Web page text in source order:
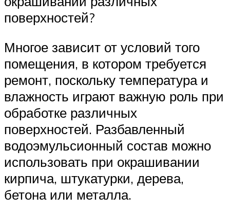
поверхностей?
Многое зависит от условий того
помещения, в котором требуется
ремонт, поскольку температура и
влажность играют важную роль при
обработке различных
поверхностей. Разбавленный
водоэмульсионный состав можно
использовать при окрашивании
кирпича, штукатурки, дерева,
бетона или металла.